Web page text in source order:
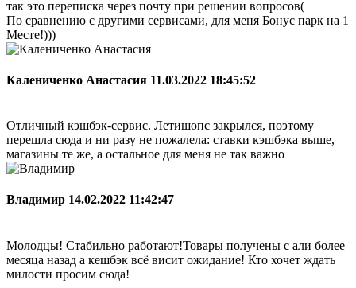
так это переписка через почту при решении вопросов(
По сравнению с другими сервисами, для меня Бонус парк на 1
Месте!)))
Калениченко Анастасия 11.03.2022 18:45:52
Отличный кэшбэк-сервис. Летишопс закрылся, поэтому
перешла сюда и ни разу не пожалела: ставки кэшбэка выше,
магазины те же, а остальное для меня не так важно
Владимир 14.02.2022 11:42:47
Молодцы! Стабильно работают!Товары получены с али более
месяца назад а кешбэк всё висит ожидание! Кто хочет ждать
милости просим сюда!